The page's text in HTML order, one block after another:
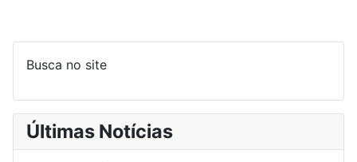
Busca no site
Últimas Notícias